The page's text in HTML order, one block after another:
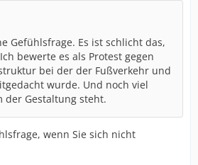
Gefühlsfrage. Es ist schlicht das,
bewerte es als Protest gegen
bei der der Fußverkehr und
wurde. Und noch viel
der Gestaltung steht.
wenn Sie sich nicht